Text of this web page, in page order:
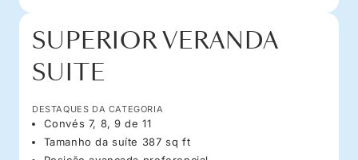
SUPERIOR VERANDA
SUITE
DESTAQUES DA CATEGORIA
Convés 7, 8, 9 de 11
Tamanho da suíte 387 sq ft